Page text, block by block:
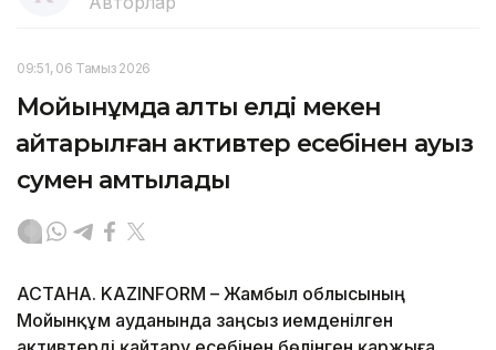
09:51, 06 Тамыз 2026
Мойынқұмда алты елді мекен
қайтарылған активтер есебінен ауыз
сумен қамтылады
АСТАНА. KAZINFORM – Жамбыл облысының
Мойынқұм ауданында заңсыз иемденілген